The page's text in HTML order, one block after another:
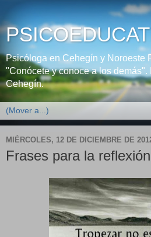
Psicóloga en Cehegín y Noroeste
"Conócete y conoce a los
Cehegín.
MIÉRCOLES, 12 DE DICIEMBRE DE
Frases para la reflexión